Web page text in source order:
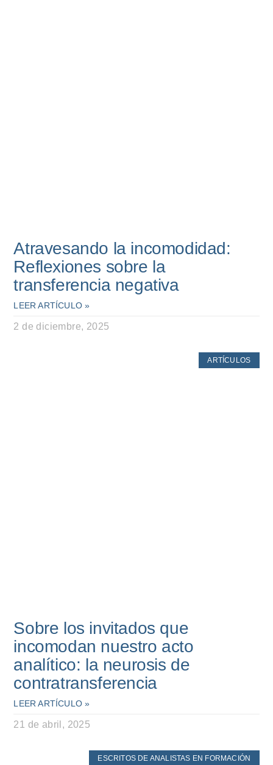
Atravesando la incomodidad:
Reflexiones sobre la
transferencia negativa
LEER ARTÍCULO »
2 de diciembre, 2025
ARTÍCULOS
Sobre los invitados que
incomodan nuestro acto
analítico: la neurosis de
contratransferencia
LEER ARTÍCULO »
21 de abril, 2025
ESCRITOS DE ANALISTAS EN FORMACIÓN